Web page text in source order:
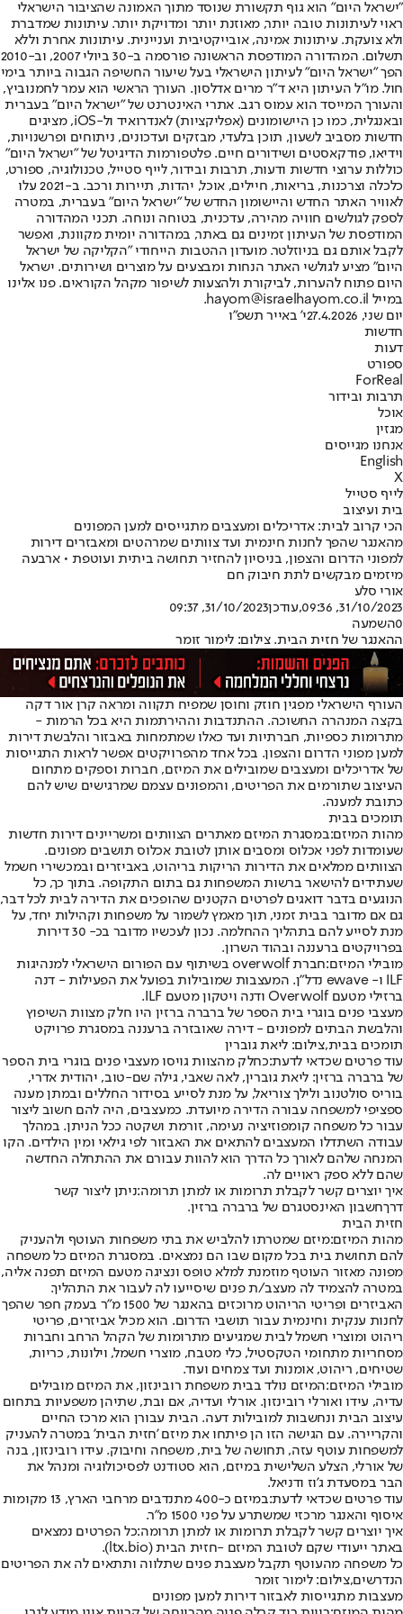
"ישראל היום" הוא גוף תקשורת שנוסד מתוך האמונה שהציבור הישראלי
ראוי לעיתונות טובה יותר, מאוזנת יותר ומדויקת יותר. עיתונות שמדברת
ולא צועקת. עיתונות אמינה, אובייקטיבית ועניינית. עיתונות אחרת וללא
תשלום. המהדורה המודפסת הראשונה פורסמה ב-30 ביולי 2007, וב-2010
הפך "ישראל היום" לעיתון הישראלי בעל שיעור החשיפה הגבוה ביותר בימי
חול. מו"ל העיתון היא ד"ר מרים אדלסון. העורך הראשי הוא עמר לחמנוביץ,
והעורך המייסד הוא עמוס רגב. אתרי האינטרנט של "ישראל היום" בעברית
ובאנגלית, כמו כן היישומונים (אפליקציות) לאנדרואיד ול-iOS, מציגים
חדשות מסביב לשעון, תוכן בלעדי, מבזקים ועדכונים, ניתוחים ופרשנויות,
וידיאו, פודקאסטים ושידורים חיים. פלטפורמות הדיגיטל של "ישראל היום"
כוללות ערוצי חדשות ודעות, תרבות ובידור, לייף סטייל, טכנולוגיה, ספורט,
כלכלה וצרכנות, בריאות, חיילים, אוכל, יהדות, תיירות ורכב. ב-2021 עלו
לאוויר האתר החדש והיישומון החדש של "ישראל היום" בעברית, במטרה
לספק לגולשים חוויה מהירה, עדכנית, בטוחה ונוחה. תכני המהדורה
המודפסת של העיתון זמינים גם באתר, במהדורה יומית מקוונת, ואפשר
לקבל אותם גם בניוזלטר. מועדון ההטבות הייחודי "הקליקה של ישראל
היום" מציע לגולשי האתר הנחות ומבצעים על מוצרים ושירותים. ישראל
היום פתוח להערות, לביקורת ולהצעות לשיפור מקהל הקוראים. פנו אלינו
במייל hayom@israelhayom.co.il.
יום שני, 27.4.2026
י' באייר תשפ"ו
חדשות
דעות
ספורט
ForReal
תרבות ובידור
אוכל
מגזין
אנחנו מגייסים
English
X
לייף סטייל
בית ועיצוב
הכי קרוב לבית: אדריכלים ומעצבים מתגייסים למען המפונים
מהאנגר שהפך לחנות חינמית ועד צוותים שמרהטים ומאבזרים דירות
למפוני הדרום והצפון, בניסיון להחזיר תחושה ביתית ועוטפת • ארבעה
מיזמים מבקשים לתת חיבוק חם
אורי סלע
31/10/2023, 09:36
,עודכן31/10/2023, 09:37
0השמעה
ההאנגר של חזית הבית. צילום: לימור זומר
העורף הישראלי מפגין חוזק וחוסן שמפיח תקווה ומראה קרן אור דקה
בקצה המנהרה החשוכה. ההתנדבות וההירתמות היא בכל הרמות -
מתרומות כספיות, חברתיות ועד כאלו שמתמחות באבזור והלבשת דירות
למען מפוני הדרום והצפון. בכל אחד מהפרויקטים אפשר לראות התגייסות
של אדריכלים ומעצבים שמובילים את המיזם, חברות וספקים מתחום
העיצוב שתורמים את הפריטים, והמפונים עצמם שמרגישים שיש להם
כתובת למענה.
תומכים בבית
מהות המיזם:במסגרת המיזם מאתרים הצוותים ומשריינים דירות חדשות
שעומדות לפני אכלוס ומסבים אותן לטובת אכלוס תושבים מפונים.
הצוותים ממלאים את הדירות הריקות בריהוט, באביזרים ובמכשירי חשמל
שעתידים להישאר ברשות המשפחות גם בתום התקופה. בתוך כך, כל
הנוגעים בדבר דואגים לפרטים הקטנים שהופכים את הדירה לבית לכל דבר,
גם אם מדובר בבית זמני, תוך מאמץ לשמור על משפחות וקהילות יחד, על
מנת לסייע להם בתהליך ההחלמה. נכון לעכשיו מדובר בכ- 30 דירות
בפרויקטים ברעננה ובהוד השרון.
מובילי המיזם:
חברת overwolf בשיתוף עם הפורום הישראלי למנהיגות
ILF ו- ewave נדל"ן. המעצבות שמובילות בפועל את הפעילות - דנה
ברזילי מטעם Overwolf ודנה ויטקון מטעם ILF.
מעצבי פנים בוגרי בית הספר של ברברה ברזין היו חלק מצוות השיפוץ
והלבשת הבתים למפונים - דירה שאובזרה ברעננה במסגרת פרויקט
תומכים בבית,צילום: ליאת גוברין
עוד פרטים שכדאי לדעת:כחלק מהצוות גויסו מעצבי פנים בוגרי בית הספר
של ברברה ברזין: ליאת גוברין, לאה שאבי, גילה שם-טוב, יהודית אדרי,
בוריס סולטנוב ולילך צוריאל, על מנת לסייע בסידור החללים ובמתן מענה
ספציפי למשפחה עבורה הדירה מיועדת. כמעצבים, היה להם חשוב ליצור
עבור כל משפחה קומפוזיציה נעימה, זורמת ושקטה ככל הניתן. במהלך
עבודה השתדלו המעצבים להתאים את האבזור לפי גילאי ומין הילדים. הקו
המנחה שלהם לאורך כל הדרך הוא להוות עבורם את ההתחלה החדשה
שהם ללא ספק ראויים לה.
איך יוצרים קשר לקבלת תרומות או למתן תרומה:ניתן ליצור קשר
דרךחשבון האינסטגרם של ברברה ברזין.
חזית הבית
מהות המיזם:מיזם שמטרתו להלביש את בתי משפחות העוטף ולהעניק
להם תחושת בית בכל מקום שבו הם נמצאים. במסגרת המיזם כל משפחה
מפונה מאזור העוטף מוזמנת למלא טופס ונציגה מטעם המיזם תפנה אליה,
במטרה להצמיד לה מעצב/ת פנים שיסייעו לה לעבור את התהליך.
האביזרים ופריטי הריהוט מרוכזים בהאנגר של 1500 מ"ר בעמק חפר שהפך
לחנות ענקית וחינמית עבור תושבי הדרום. הוא מכיל אביזרים, פריטי
ריהוט ומוצרי חשמל לבית שמגיעים מתרומות של הקהל הרחב וחברות
מסחריות מתחומי הטקסטיל, כלי מטבח, מוצרי חשמל, וילונות, כריות,
שטיחים, ריהוט, אומנות ועד צמחים ועוד.
מובילי המיזם:המיזם נולד בבית משפחת רובינזון, את המיזם מובילים
עדיה, עידו ואורלי רובינזון. אורלי ועדיה, אם ובת, שתיהן משפעיות בתחום
עיצוב הבית ונחשבות למובילות דעה. הבית עבורן הוא מרכז החיים
והקריירה. עם הגישה הזו הן פיתחו את מיזם 'חזית הבית' במטרה להעניק
למשפחות עוטף עזה, תחושה של בית, משפחה וחיבוק. עידו רובינזון, בנה
של אורלי, הצלע השלישית במיזם, הוא סטודנט לפסיכולוגיה ומנהל את
הבר במסעדת ג'וז ודניאל.
עוד פרטים שכדאי לדעת:
במיזם כ-400 מתנדבים מרחבי הארץ, 13 מקומות
איסוף והאנגר מרכזי שמשתרע על פני 1500 מ"ר.
איך יוצרים קשר לקבלת תרומות או למתן תרומה:כל הפרטים נמצאים
באתר ייעודי שקם לטובת המיזם -חזית הבית (ltx.bio)
.
כל משפחה מהעוטף תקבל מעצבת פנים שתלווה ותתאים לה את הפריטים
הנדרשים,צילום: לימור זומר
מעצבות מתגייסות לאבזור דירות למען מפונים